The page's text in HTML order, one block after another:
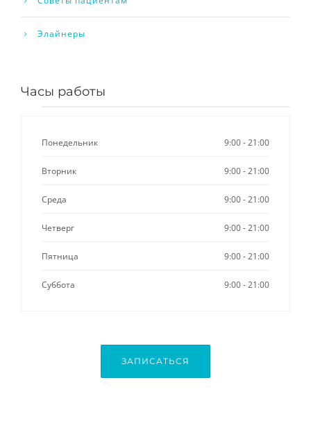
Элайнеры
Часы работы
Понедельник 9:00 - 21:00
Вторник 9:00 - 21:00
Среда 9:00 - 21:00
Четверг 9:00 - 21:00
Пятница 9:00 - 21:00
Суббота 9:00 - 21:00
ЗАПИСАТЬСЯ